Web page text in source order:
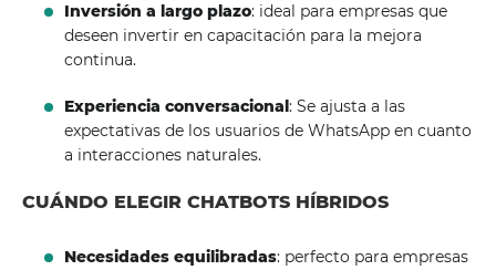
Inversión a largo plazo: ideal para empresas que
deseen invertir en capacitación para la mejora
continua.
Experiencia conversacional: Se ajusta a las
expectativas de los usuarios de WhatsApp en cuanto
a interacciones naturales.
CUÁNDO ELEGIR CHATBOTS HÍBRIDOS
Necesidades equilibradas: perfecto para empresas